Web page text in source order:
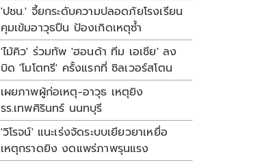
'ปชน.' จี้ยกระดับความปลอดภัยโรงเรียน
คุมเข้มอาวุธปืน ป้องเกิดเหตุซ้ำ
'ไม้คิว' ร่วมทัพ 'ฮอนด้า ทีม เอเชีย' ลง
บิด 'โมโตทรี' ครั้งแรกที่ ซิลเวอร์สโตน
เผยภาพผู้ก่อเหตุ-อาวุธ เหตุยิง
รร.เทพศิรินทร์ นนทบุรี
'วิโรจน์' แนะเร่งจัดระบบเยียวยาเหยื่อ
เหตุกราดยิง งดแพร่ภาพรุนแรง